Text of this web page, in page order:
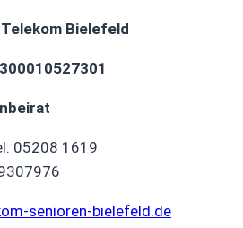
Bielefeld
05208 1619
senioren-bielefeld.de